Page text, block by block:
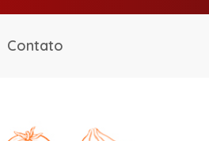
Contato